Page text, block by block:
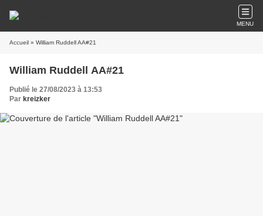
MENU
Accueil » William Ruddell AA#21
William Ruddell AA#21
Publié le 27/08/2023 à 13:53
Par kreizker